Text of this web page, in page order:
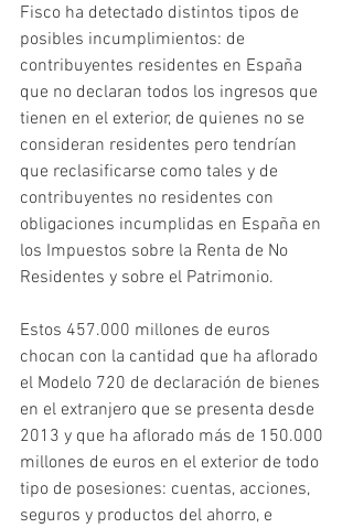
Fisco ha detectado distintos tipos de
posibles incumplimientos: de
contribuyentes residentes en España
que no declaran todos los ingresos que
tienen en el exterior, de quienes no se
consideran residentes pero tendrían
que reclasificarse como tales y de
contribuyentes no residentes con
obligaciones incumplidas en España en
los Impuestos sobre la Renta de No
Residentes y sobre el Patrimonio.
Estos 457.000 millones de euros
chocan con la cantidad que ha aflorado
el Modelo 720 de declaración de bienes
en el extranjero que se presenta desde
2013 y que ha aflorado más de 150.000
millones de euros en el exterior de todo
tipo de posesiones: cuentas, acciones,
seguros y productos del ahorro, e